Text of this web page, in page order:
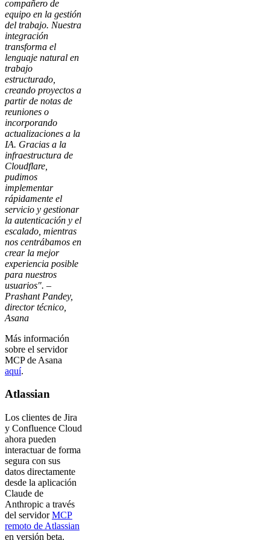
compañero de
equipo en la gestión
del trabajo. Nuestra
integración
transforma el
lenguaje natural en
trabajo
estructurado,
creando proyectos a
partir de notas de
reuniones o
incorporando
actualizaciones a la
IA. Gracias a la
infraestructura de
Cloudflare,
pudimos
implementar
rápidamente el
servicio y gestionar
la autenticación y el
escalado, mientras
nos centrábamos en
crear la mejor
experiencia posible
para nuestros
usuarios". –
Prashant Pandey,
director técnico,
Asana
Más información
sobre el servidor
MCP de Asana
aquí.
Atlassian
Los clientes de Jira
y Confluence Cloud
ahora pueden
interactuar de forma
segura con sus
datos directamente
desde la aplicación
Claude de
Anthropic a través
del servidorMCP
remoto de Atlassian
en versión beta.